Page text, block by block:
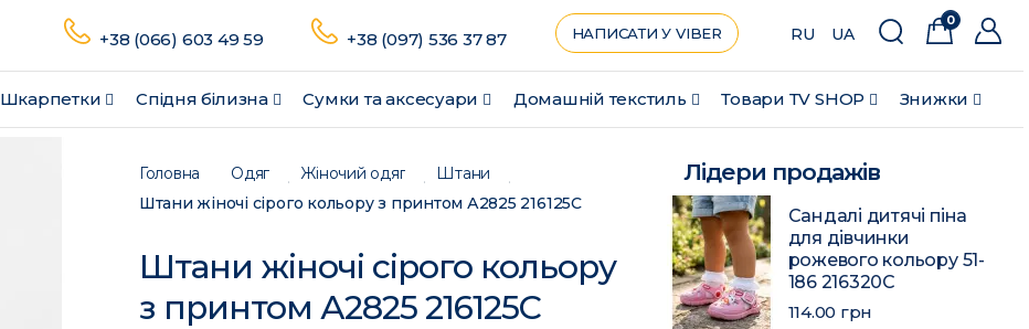
Шкарпетки Спідня білизна Сумки та аксесуари Домашній текстиль Товари ТV SHOP Знижки
+38 (066) 603 49 59 +38 (097) 536 37 87 НАПИСАТИ У VIBER RU UA
0
Головна Одяг Жіночий одяг
Штани
Штани жіночі сірого кольору з принтом А2825 216125C
Штани жіночі сірого кольору
з принтом А2825 216125C
Лідери продажів
Сандалі дитячі піна
для дівчинки
рожевого кольору 51-
186 216320C
114.00 грн